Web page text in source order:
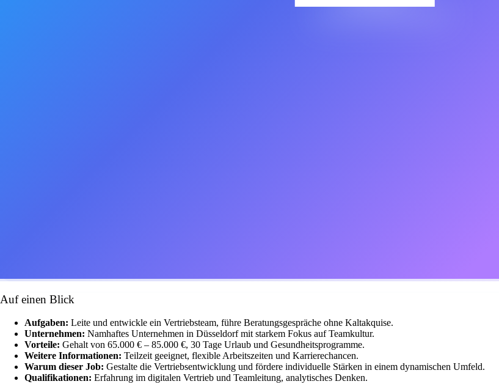
Auf einen Blick
Aufgaben: Leite und entwickle ein Vertriebsteam, führe Beratungsgespräche ohne Kaltakquise.
Unternehmen: Namhaftes Unternehmen in Düsseldorf mit starkem Fokus auf Teamkultur.
Vorteile: Gehalt von 65.000 € – 85.000 €, 30 Tage Urlaub und Gesundheitsprogramme.
Weitere Informationen: Teilzeit geeignet, flexible Arbeitszeiten und Karrierechancen.
Warum dieser Job: Gestalte die Vertriebsentwicklung und fördere individuelle Stärken in einem dynamischen Umfeld.
Qualifikationen: Erfahrung im digitalen Vertrieb und Teamleitung, analytisches Denken.